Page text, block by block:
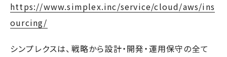
https://www.simplex.inc/service/cloud/aws/ins
ourcing/
シンプレクスは、戦略から設計・開発・運用保守の全て